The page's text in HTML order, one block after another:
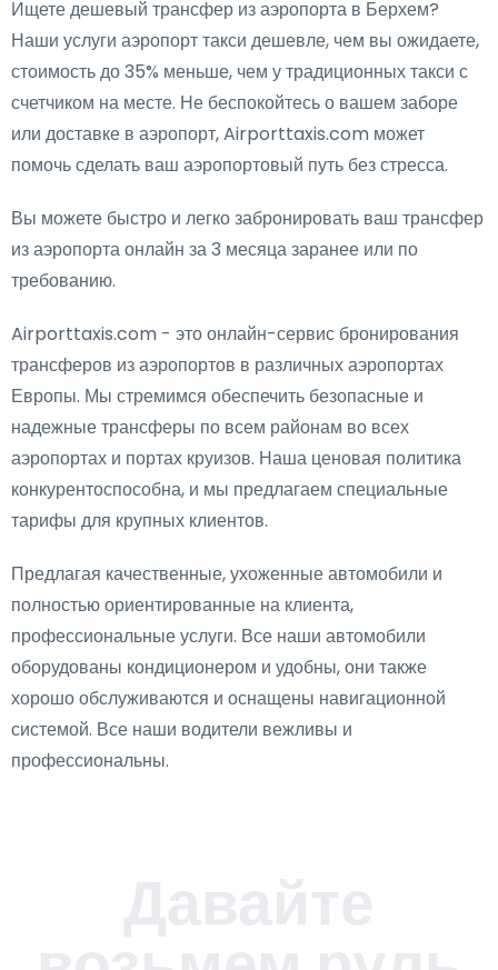
Ищете дешевый трансфер из аэропорта в Берхем?
Наши услуги аэропорт такси дешевле, чем вы ожидаете,
стоимость до 35% меньше, чем у традиционных такси с
счетчиком на месте. Не беспокойтесь о вашем заборе
или доставке в аэропорт, Airporttaxis.com может
помочь сделать ваш аэропортовый путь без стресса.
Вы можете быстро и легко забронировать ваш трансфер
из аэропорта онлайн за 3 месяца заранее или по
требованию.
Airporttaxis.com - это онлайн-сервис бронирования
трансферов из аэропортов в различных аэропортах
Европы. Мы стремимся обеспечить безопасные и
надежные трансферы по всем районам во всех
аэропортах и портах круизов. Наша ценовая политика
конкурентоспособна, и мы предлагаем специальные
тарифы для крупных клиентов.
Предлагая качественные, ухоженные автомобили и
полностью ориентированные на клиента,
профессиональные услуги. Все наши автомобили
оборудованы кондиционером и удобны, они также
хорошо обслуживаются и оснащены навигационной
системой. Все наши водители вежливы и
профессиональны.